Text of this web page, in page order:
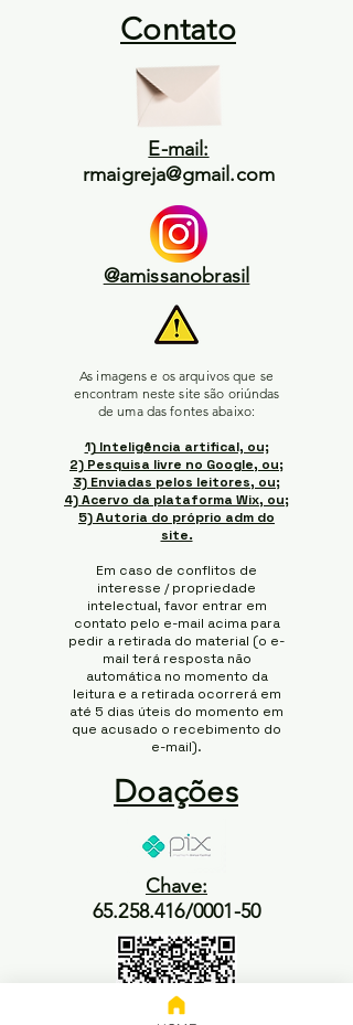
Contato
E-mail:
rmaigreja@gmail.com
@amissanobrasil
As imagens e os arquivos que se
encontram neste site são oriúndas
de uma das fontes abaixo:
1) Inteligência artifical, ou;
2) Pesquisa livre no Google, ou;
3) Enviadas pelos leitores, ou;
4) Acervo da plataforma Wix, ou;
5) Autoria do próprio adm do
site.
Em caso de conflitos de
interesse / propriedade
intelectual, favor entrar em
contato pelo e-mail acima para
pedir a retirada do material (o e-
mail terá resposta não
automática no momento da
leitura e a retirada ocorrerá em
até 5 dias úteis do momento em
que acusado o recebimento do
e-mail).
Doações
Chave:
65.258.416/0001-50